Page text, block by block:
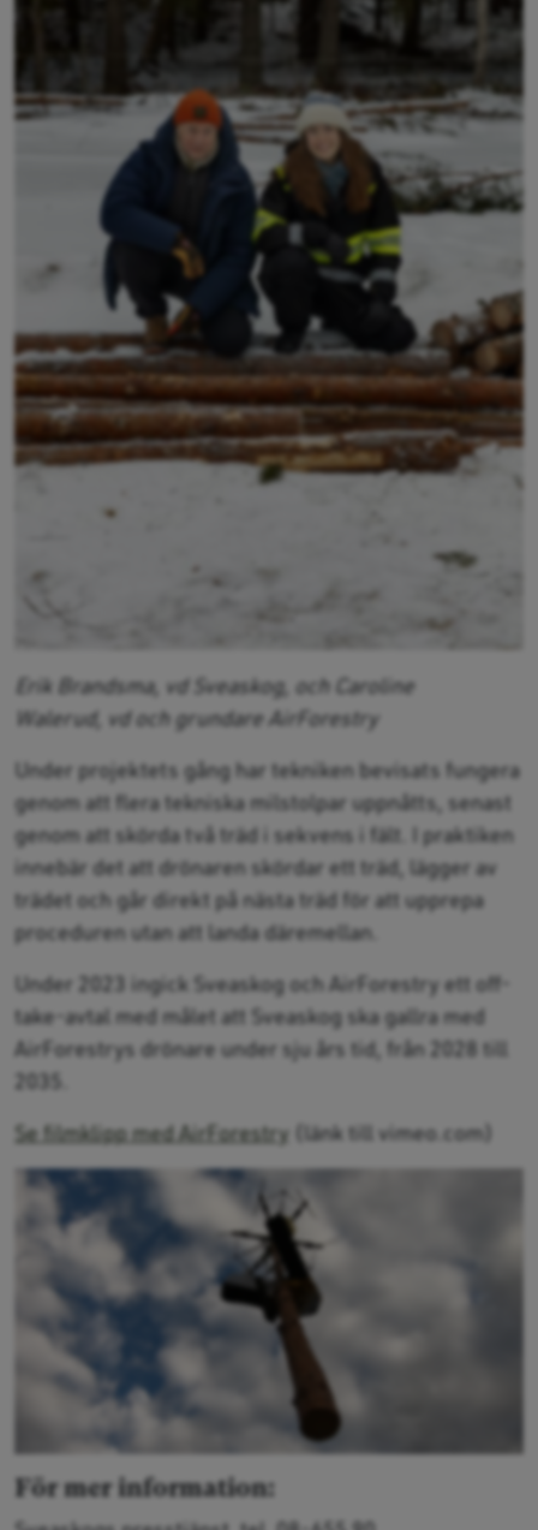
Erik Brandsma, vd Sveaskog, och Caroline
Walerud, vd och grundare AirForestry
Under projektets gång har tekniken bevisats fungera
genom att flera tekniska milstolpar uppnåtts, senast
genom att skörda två träd i sekvens i fält. I praktiken
innebär det att drönaren skördar ett träd, lägger av
trädet och går direkt på nästa träd för att upprepa
proceduren utan att landa däremellan.
Under 2023 ingick Sveaskog och AirForestry ett off-
take-avtal med målet att Sveaskog ska gallra med
AirForestrys drönare under sju års tid, från 2028 till
2035.
Se filmklipp med AirForestry (länk till vimeo.com)
För mer information: